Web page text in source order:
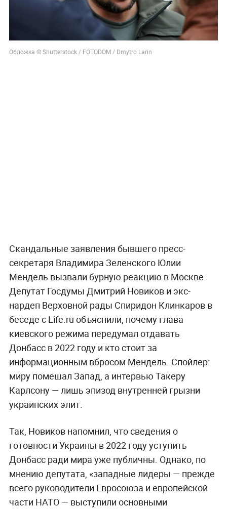
Обложка © Shutterstock / FOTODOM / Dmytro Larin
Скандальные заявления бывшего пресс-
секретаря Владимира Зеленского Юлии
Мендель вызвали бурную реакцию в Москве.
Депутат Госдумы Дмитрий Новиков и экс-
нардеп Верховной рады Спиридон Клинкаров в
беседе с Life.ru объяснили, почему глава
киевского режима передумал отдавать
Донбасс в 2022 году и кто стоит за
информационным вбросом Мендель. Спойлер:
миру помешал Запад, а интервью Такеру
Карлсону — лишь эпизод внутренней грызни
украинских элит.
Так, Новиков напомнил, что сведения о
готовности Украины в 2022 году уступить
Донбасс ради мира уже публичны. Однако, по
мнению депутата, «западные лидеры — прежде
всего руководители Евросоюза и европейской
части НАТО — выступили основными